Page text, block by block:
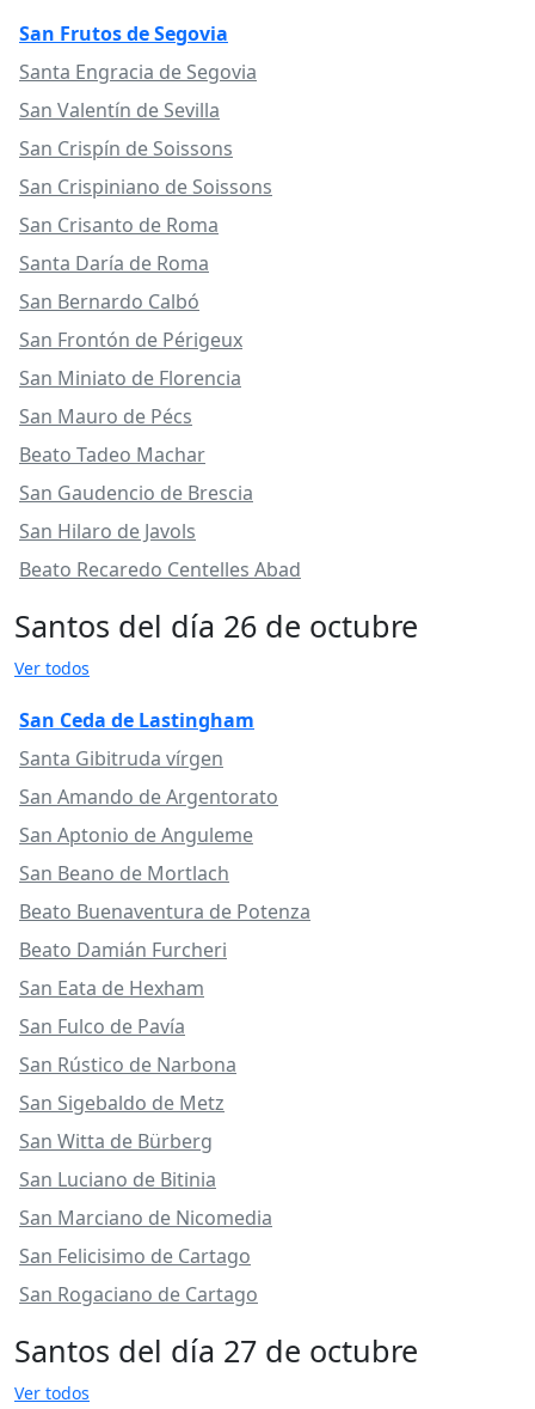
San Frutos de Segovia
Santa Engracia de Segovia
San Valentín de Sevilla
San Crispín de Soissons
San Crispiniano de Soissons
San Crisanto de Roma
Santa Daría de Roma
San Bernardo Calbó
San Frontón de Périgeux
San Miniato de Florencia
San Mauro de Pécs
Beato Tadeo Machar
San Gaudencio de Brescia
San Hilaro de Javols
Beato Recaredo Centelles Abad
Santos del día 26 de octubre
Ver todos
San Ceda de Lastingham
Santa Gibitruda vírgen
San Amando de Argentorato
San Aptonio de Anguleme
San Beano de Mortlach
Beato Buenaventura de Potenza
Beato Damián Furcheri
San Eata de Hexham
San Fulco de Pavía
San Rústico de Narbona
San Sigebaldo de Metz
San Witta de Bürberg
San Luciano de Bitinia
San Marciano de Nicomedia
San Felicisimo de Cartago
San Rogaciano de Cartago
Santos del día 27 de octubre
Ver todos